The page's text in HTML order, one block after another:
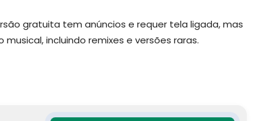
gratuita tem anúncios e requer tela ligada, mas
incluindo remixes e versões raras.